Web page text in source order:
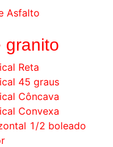
Asfalto
granito
Reta
45 graus
Côncava
Convexa
1/2 boleado